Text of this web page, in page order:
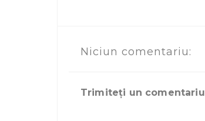
Niciun comentariu:
Trimiteți un comentariu